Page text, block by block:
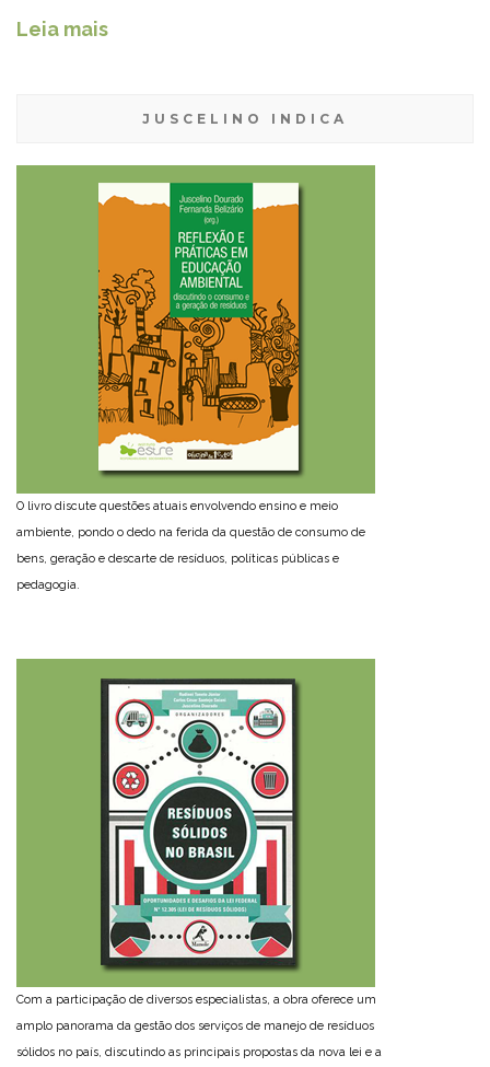
Leia mais
JUSCELINO INDICA
O livro discute questões atuais envolvendo ensino e meio
ambiente, pondo o dedo na ferida da questão de consumo de
bens, geração e descarte de resíduos, políticas públicas e
pedagogia.
Com a participação de diversos especialistas, a obra oferece um
amplo panorama da gestão dos serviços de manejo de resíduos
sólidos no país, discutindo as principais propostas da nova lei e a